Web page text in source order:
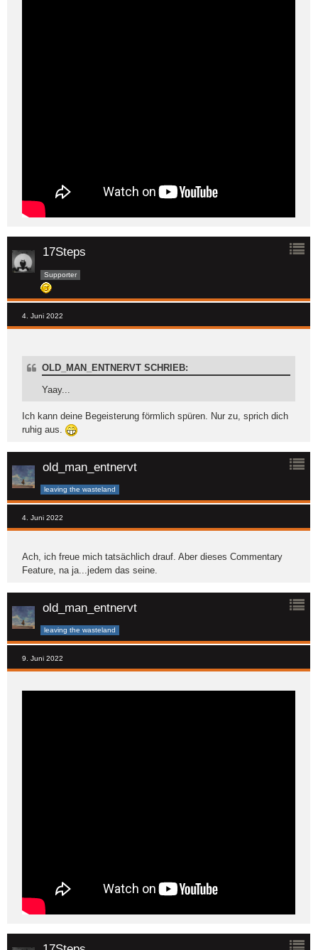
17Steps
Supporter
4. Juni 2022
OLD_MAN_ENTNERVT SCHRIEB:
Yaay...
Ich kann deine Begeisterung förmlich spüren. Nur zu, sprich dich
ruhig aus.
old_man_entnervt
leaving the wasteland
4. Juni 2022
Ach, ich freue mich tatsächlich drauf. Aber dieses Commentary
Feature, na ja...jedem das seine.
old_man_entnervt
leaving the wasteland
9. Juni 2022